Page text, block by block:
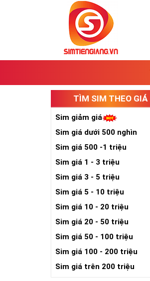
TÌM SIM THEO GIÁ
Sim giảm giá
Sim giá dưới 500 nghìn
Sim giá 500 -1 triệu
Sim giá 1 - 3 triệu
Sim giá 3 - 5 triệu
Sim giá 5 - 10 triệu
Sim giá 10 - 20 triệu
Sim giá 20 - 50 triệu
Sim giá 50 - 100 triệu
Sim giá 100 - 200 triệu
Sim giá trên 200 triệu